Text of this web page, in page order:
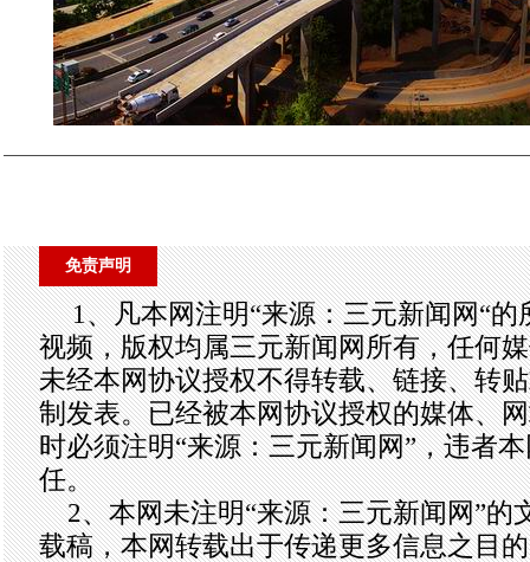
免责声明
1、凡本网注明“来源：三元新闻网“
视频，版权均属三元新闻网所有，任何
未经本网协议授权不得转载、链接、转
制发表。已经被本网协议授权的媒体、
时必须注明“来源：三元新闻网”，违者
任。
2、本网未注明“来源：三元新闻网”的
载稿，本网转载出于传递更多信息之目